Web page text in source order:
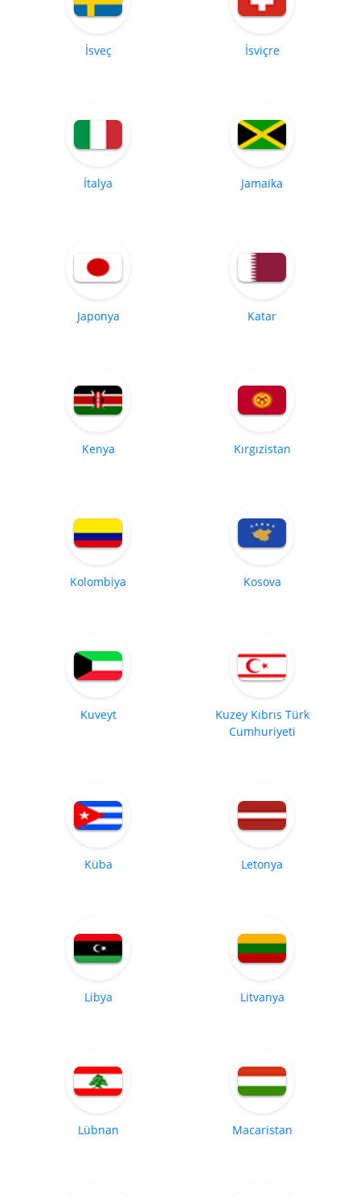
İsveç İsviçre
İtalya Jamaika
Japonya Katar
Kenya Kırgızistan
Kolombiya Kosova
Kuveyt
Kuzey Kıbrıs Türk
Cumhuriyeti
Küba Letonya
Libya Litvanya
Lübnan Macaristan